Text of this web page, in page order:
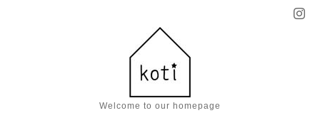
Welcome to our homepage